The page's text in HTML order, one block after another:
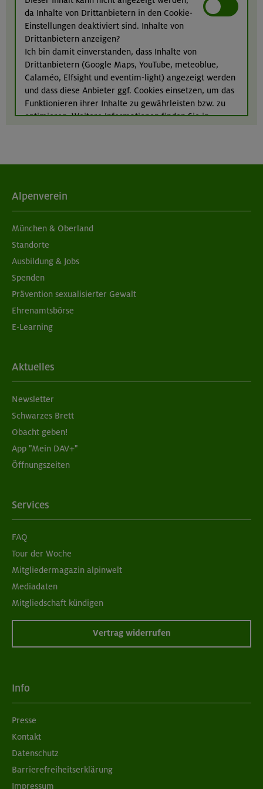
Karwendel
24.-28.08.26
Kinderkletterkurs für Anfänger im Altmühltal
Südlicher Frankenjura
da Inhalte von Drittanbietern in den Cookie-
Einstellungen deaktiviert sind. Inhalte von
Drittanbietern anzeigen?
Ich bin damit einverstanden, dass Inhalte von
Drittanbietern (Google Maps, YouTube, meteoblue,
Calaméo, Elfsight und eventim-light) angezeigt werden
und dass diese Anbieter ggf. Cookies einsetzen, um das
Funktionieren ihrer Inhalte zu gewährleisten bzw. zu
optimieren. Weitere Informationen finden Sie in
Alpenverein
München & Oberland
Standorte
Ausbildung & Jobs
Spenden
Prävention sexualisierter Gewalt
Ehrenamtsbörse
E-Learning
Aktuelles
Newsletter
Schwarzes Brett
Obacht geben!
App "Mein DAV+"
Öffnungszeiten
Services
FAQ
Tour der Woche
Mitgliedermagazin alpinwelt
Mediadaten
Mitgliedschaft kündigen
Vertrag widerrufen
Info
Presse
Kontakt
Datenschutz
Barrierefreiheitserklärung
Impressum